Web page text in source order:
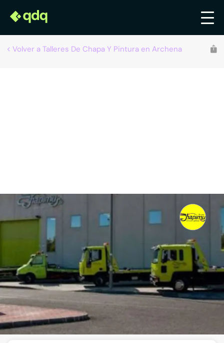
Volver a Talleres De Chapa Y Pintura en Archena
Recomendado por qdq
Chapimur, S.L.
Pol. ind. La Capellanía 2ª fase manz. 1 - C/ España, 1, 30600,
Archena, Murcia
VISITAR WEB CÓMO LLEGAR ESCRÍBENOS
Llamar ahora